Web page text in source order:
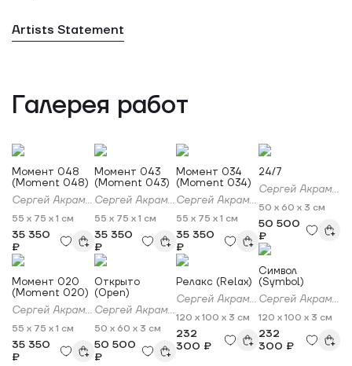
Artists Statement
Галерея работ
Момент 048
(Moment 048)
Сергей Акрамов
55 x 75 x 1 см
35 350
₽
Момент 020
(Moment 020)
Сергей Акрамов
55 x 75 x 1 см
35 350
₽
Момент 043
(Moment 043)
Сергей Акрамов
55 x 75 x 1 см
35 350
₽
Открыто
(Open)
Сергей Акрамов
50 x 60 x 3 см
50 500
₽
Момент 034
(Moment 034)
Сергей Акрамов
55 x 75 x 1 см
35 350
₽
Релакс (Relax)
Сергей Акрамов
120 x 100 x 3 см
232
300 ₽
24/7
Сергей Акрамов
50 x 60 x 3 см
50 500
₽
Символ
(Symbol)
Сергей Акрамов
120 x 100 x 3 см
232
300 ₽